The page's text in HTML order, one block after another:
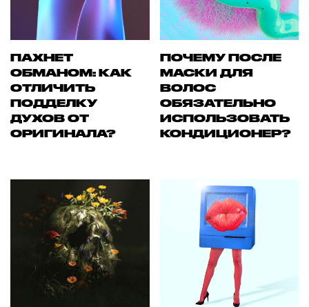
ПАХНЕТ
ОБМАНОМ: КАК
ОТЛИЧИТЬ
ПОДДЕЛКУ
ДУХОВ ОТ
ОРИГИНАЛА?
ПОЧЕМУ ПОСЛЕ
МАСКИ ДЛЯ
ВОЛОС
ОБЯЗАТЕЛЬНО
ИСПОЛЬЗОВАТЬ
КОНДИЦИОНЕР?